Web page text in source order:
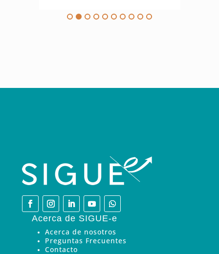
Acerca de SIGUE-e
Acerca de nosotros
Preguntas Frecuentes
Contacto